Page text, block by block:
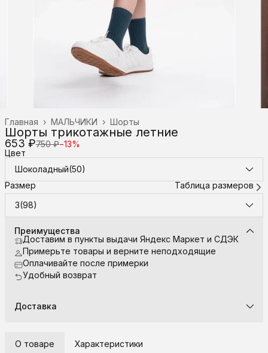
Шорты
МАЛЬЧИКИ ›
Главная ›
Шорты трикотажные летние
653 ₽750 ₽−13%
Цвет
Шоколадный(50)
Размер
Таблица размеров
3(98)
Преимущества
Доставим в пункты выдачи Яндекс Маркет и СДЭК
Примерьте товары и верните неподходящие
Оплачивайте после примерки
Удобный возврат
Доставка
О товаре Характеристики